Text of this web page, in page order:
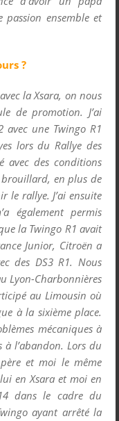
ensemble et
?
la Xsara, on nous
de promotion. J’ai
une Twingo R1
lors du Rallye des
avec des conditions
en plus de
le rallye. J’ai ensuite
également permis
la Twingo R1 avait
Junior, Citroën a
des DS3 R1. Nous
Lyon-Charbonnières
au Limousin où
à la sixième place.
mécaniques à
l’abandon. Lors du
et moi le même
en Xsara et moi en
dans le cadre du
ayant arrêté la